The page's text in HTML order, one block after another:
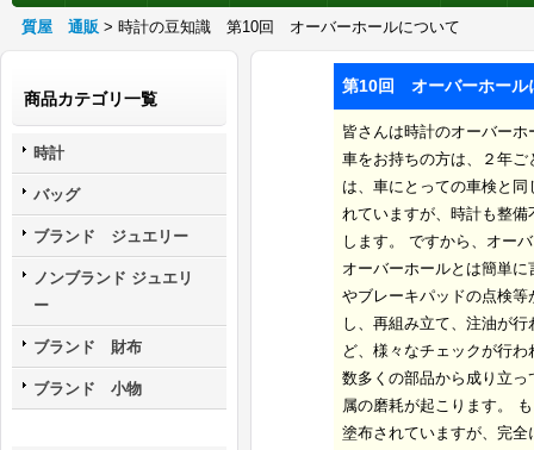
質屋 通販 > 時計の豆知識 第10回 オーバーホールについて
商品カテゴリ一覧
時計
バッグ
ブランド ジュエリー
ノンブランド ジュエリ
ー
ブランド 財布
ブランド 小物
第10回 オーバーホール
皆さんは時計のオーバー
車をお持ちの方は、２年
は、車にとっての車検と
れていますが、時計も整
します。 ですから、オー
オーバーホールとは簡単
やブレーキパッドの点検
し、再組み立て、注油が
ど、様々なチェックが行わ
数多くの部品から成り立
属の磨耗が起こります。
塗布されていますが、完